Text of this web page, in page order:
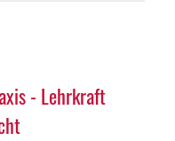
- Lehrkraft